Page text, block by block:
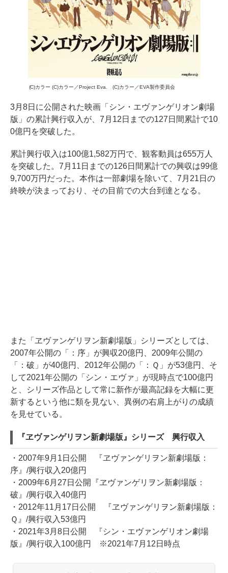
(C)カラー (C)カラー／Project Eva. (C)カラー／EVA製作委員会
3月8日に公開された映画「シン・エヴァンゲリオン劇場
版」の累計興行収入が、7月12日までの127日間累計で10
0億円を突破した。
累計興行収入は100億1,582万円で、観客動員は655万人
を突破した。7月11日までの126日間累計での興収は99億
9,700万円だった。本作は一部劇場を除いて、7月21日の
終映が決まっており、その目前での大台到達となる。
また「ヱヴァンゲリヲン新劇場版」シリーズとしては、
2007年公開の「：序」が興収20億円、2009年公開の
「：破」が40億円、2012年公開の「：Ｑ」が53億円、そ
して2021年公開の「シン・エヴァ」が現時点で100億円
と、シリーズ作品として常に新作が最高記録を大幅に更
新するという他に類を見ない、異例の右肩上がりの成績
を見せている。
『ヱヴァンゲリヲン新劇場版』シリーズ 興行収入
・2007年9月1日公開 『ヱヴァンゲリヲン新劇場版：
序』/興行収入20億円
・2009年6月27日公開『ヱヴァンゲリヲン新劇場版：
破』/興行収入40億円
・2012年11月17日公開 『ヱヴァンゲリヲン新劇場版：
Ｑ』/興行収入53億円
・2021年3月8日公開 『シン・エヴァンゲリオン劇場
版』/興行収入100億円 ※2021年7月12日時点